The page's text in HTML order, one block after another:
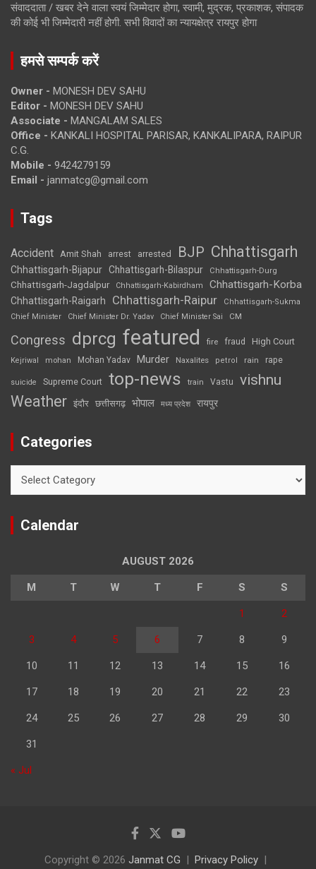
संवाददाता / खबर देने वाला स्वयं जिम्मेदार होगा, स्वामी, मुद्रक, प्रकाशक, संपादक
की कोई भी जिम्मेदारी नहीं होगी. सभी विवादों का न्यायक्षेत्र रायपुर होगा
हमसे सम्पर्क करें
Owner - MONESH DEV SAHU
Editor - MONESH DEV SAHU
Associate - MANGALAM SALES
Office - KANKALI HOSPITAL PARISAR, KANKALIPARA, RAIPUR
C.G.
Mobile - 9424279159
Email - janmatcg@gmail.com
Tags
Accident Amit Shah arrest arrested BJP Chhattisgarh
Chhattisgarh-Bijapur Chhattisgarh-Bilaspur Chhattisgarh-Durg
Chhattisgarh-Jagdalpur Chhattisgarh-Kabirdham Chhattisgarh-Korba
Chhattisgarh-Raigarh Chhattisgarh-Raipur
Chhattisgarh-Sukma
Chief Minister
Chief Minister Dr. Yadav Chief Minister Sai CM
Congress dprcg featured fire fraud High Court
Kejriwal mohan Mohan Yadav Murder Naxalites petrol rain rape
suicide Supreme Court top-news train Vastu vishnu
Weather इंदौर छत्तीसगढ़ भोपाल मध्य प्रदेश रायपुर
Categories
Calendar
AUGUST 2026
M T W T F S S
1 2
3 4 5 6 7 8 9
10 11 12 13 14 15 16
17 18 19 20 21 22 23
24 25 26 27 28 29 30
31
« Jul
Copyright © 2026 Janmat CG Privacy Policy